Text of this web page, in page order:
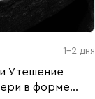
1-2 дня
Утешение
в форме